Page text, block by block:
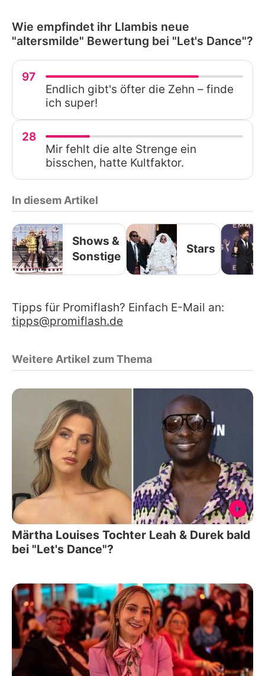
Wie empfindet ihr Llambis neue
"altersmilde" Bewertung bei "Let's Dance"?
97
Endlich gibt's öfter die Zehn – finde
ich super!
28
Mir fehlt die alte Strenge ein
bisschen, hatte Kultfaktor.
In diesem Artikel
Shows &
Sonstige
Stars
Tipps für Promiflash? Einfach E-Mail an:
tipps@promiflash.de
Weitere Artikel zum Thema
Märtha Louises Tochter Leah & Durek bald
bei "Let's Dance"?